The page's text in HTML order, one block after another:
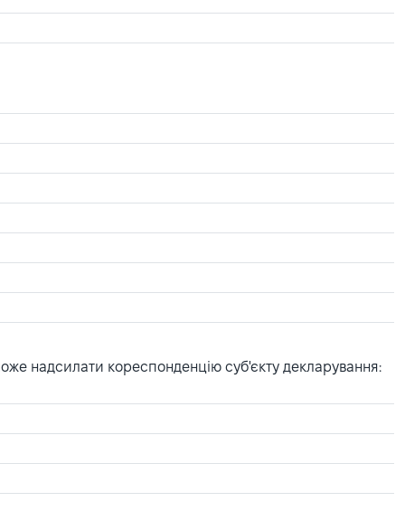
надсилати кореспонденцію суб'єкту декларування: